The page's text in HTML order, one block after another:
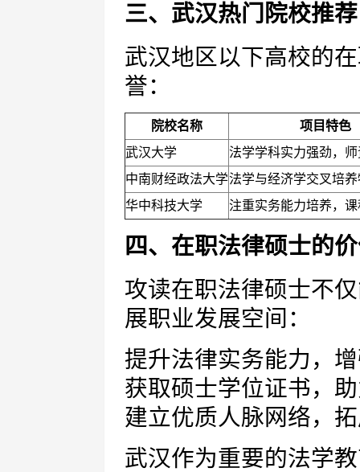
三、武汉热门院校推荐
武汉地区以下高校的
誉：
院校名称
项目特色
武汉大学
法学学科实力强劲，
中南财经政法大学法学与经济学交叉培
华中科技大学
注重实务能力培养，
四、在职法律硕士的
攻读在职法律硕士不
展职业发展空间：
提升法律实务能力，
获取硕士学位证书，
建立优质人脉网络，
武汉作为重要的法学